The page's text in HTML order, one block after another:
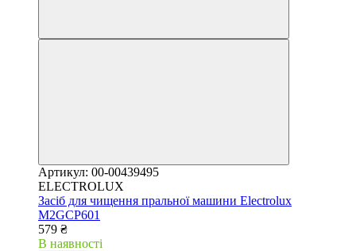
Артикул: 00-00439495
ELECTROLUX
Засіб для чищення пральної машини Electrolux
M2GCP601
579 ₴
В наявності